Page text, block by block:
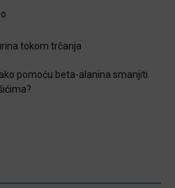
tokom trčanja
pomoću beta-alanina smanjiti